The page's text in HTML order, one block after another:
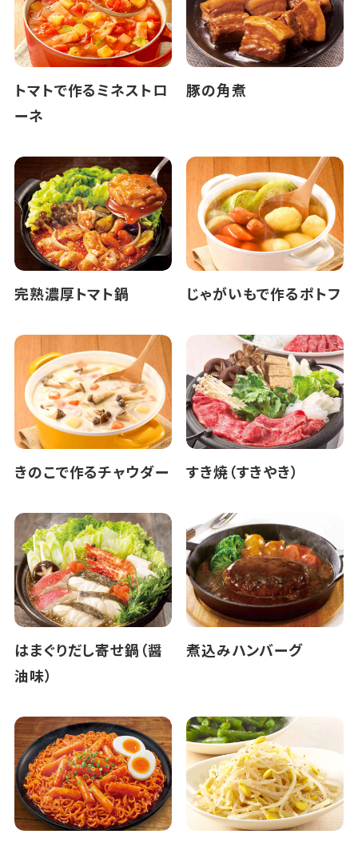
トマトで作るミネストロ
ーネ
豚の角煮
完熟濃厚トマト鍋 じゃがいもで作るポトフ
きのこで作るチャウダー すき焼（すきやき）
はまぐりだし寄せ鍋（醤
油味）
煮込みハンバーグ